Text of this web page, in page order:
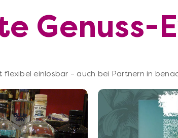
Genuss-
flexibel einlösbar – auch bei Partnern in